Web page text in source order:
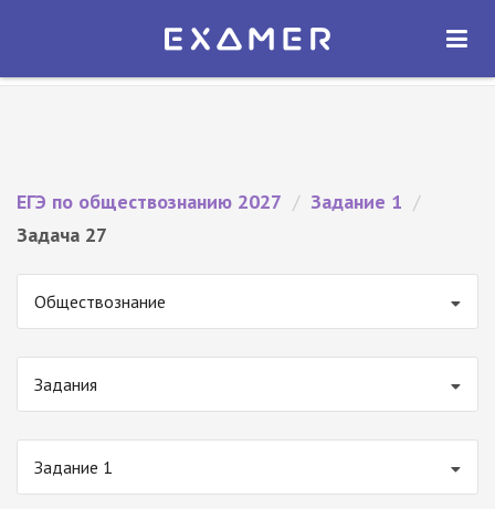
Экзамер — ЕГЭ 2027
ОТКРЫТЬ
ЕГЭ по обществознанию 2027 / Задание 1 /
Задача 27
Обществознание
Задания
Задание 1